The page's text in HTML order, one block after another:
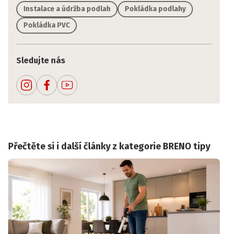
Instalace a údržba podlah
Pokládka podlahy
Pokládka PVC
Sledujte nás
Přečtěte si i další články z kategorie BRENO tipy